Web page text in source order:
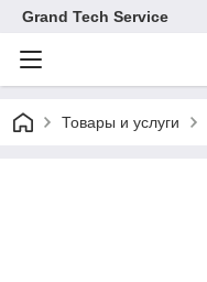
Grand Tech Service
Товары и услуги